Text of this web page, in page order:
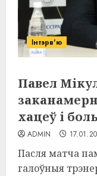
Інтэрв'ю
Павел
хацеў і
ADMIN
Пасля матча
галоўныя